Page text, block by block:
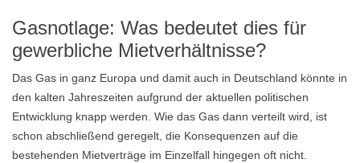
Gasnotlage: Was bedeutet dies für
gewerbliche Mietverhältnisse?
Das Gas in ganz Europa und damit auch in Deutschland könnte in
den kalten Jahreszeiten aufgrund der aktuellen politischen
Entwicklung knapp werden. Wie das Gas dann verteilt wird, ist
schon abschließend geregelt, die Konsequenzen auf die
bestehenden Mietverträge im Einzelfall hingegen oft nicht.